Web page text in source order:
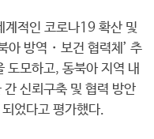
계적인 코로나19 확산 및
아 방역・보건 협력체’ 추
도모하고, 동북아 지역 내
신뢰구축 및 협력 방안
었다고 평가했다.